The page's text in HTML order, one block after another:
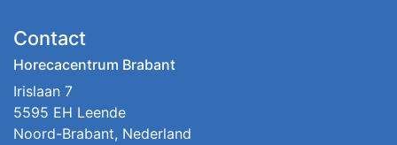
Contact
Horecacentrum Brabant
Irislaan 7
5595 EH Leende
Noord-Brabant, Nederland